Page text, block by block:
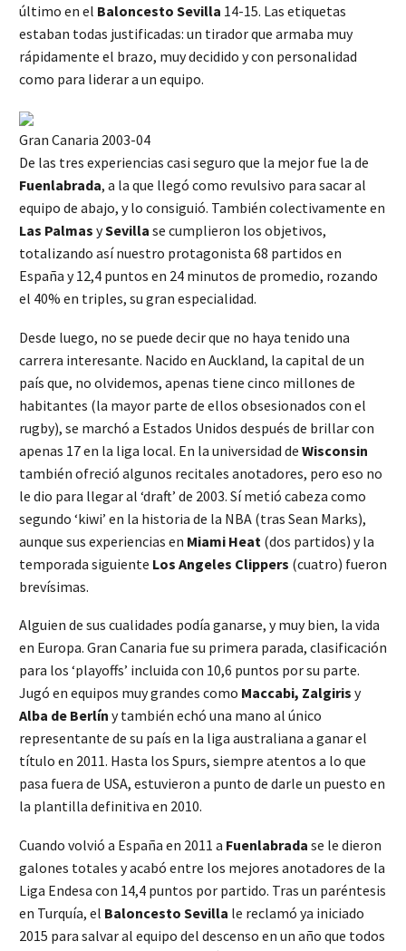
último en el Baloncesto Sevilla 14-15. Las etiquetas
estaban todas justificadas: un tirador que armaba muy
rápidamente el brazo, muy decidido y con personalidad
como para liderar a un equipo.
Gran Canaria 2003-04
De las tres experiencias casi seguro que la mejor fue la de
Fuenlabrada, a la que llegó como revulsivo para sacar al
equipo de abajo, y lo consiguió. También colectivamente en
Las Palmas ySevilla se cumplieron los objetivos,
totalizando así nuestro protagonista 68 partidos en
España y 12,4 puntos en 24 minutos de promedio, rozando
el 40% en triples, su gran especialidad.
Desde luego, no se puede decir que no haya tenido una
carrera interesante. Nacido en Auckland, la capital de un
país que, no olvidemos, apenas tiene cinco millones de
habitantes (la mayor parte de ellos obsesionados con el
rugby), se marchó a Estados Unidos después de brillar con
apenas 17 en la liga local. En la universidad de Wisconsin
también ofreció algunos recitales anotadores, pero eso no
le dio para llegar al ‘draft’ de 2003. Sí metió cabeza como
segundo ‘kiwi’ en la historia de la NBA (tras Sean Marks),
aunque sus experiencias en Miami Heat (dos partidos) y la
temporada siguiente Los Angeles Clippers (cuatro) fueron
brevísimas.
Alguien de sus cualidades podía ganarse, y muy bien, la vida
en Europa. Gran Canaria fue su primera parada, clasificación
para los ‘playoffs’ incluida con 10,6 puntos por su parte.
Jugó en equipos muy grandes como Maccabi, Zalgiris y
Alba de Berlín y también echó una mano al único
representante de su país en la liga australiana a ganar el
título en 2011. Hasta los Spurs, siempre atentos a lo que
pasa fuera de USA, estuvieron a punto de darle un puesto en
la plantilla definitiva en 2010.
Cuando volvió a España en 2011 a Fuenlabrada se le dieron
galones totales y acabó entre los mejores anotadores de la
Liga Endesa con 14,4 puntos por partido. Tras un paréntesis
en Turquía, el Baloncesto Sevilla le reclamó ya iniciado
2015 para salvar al equipo del descenso en un año que todos